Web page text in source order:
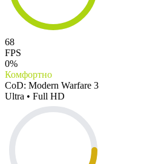
68
FPS
0%
Комфортно
CoD: Modern Warfare 3
Ultra • Full HD